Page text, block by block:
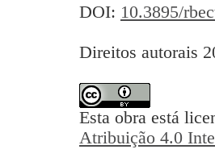
DOI: 10.3895/
Direitos autorais
Esta obra está
Atribuição 4.0